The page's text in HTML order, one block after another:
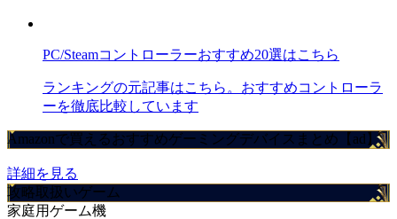
PC/Steamコントローラーおすすめ20選はこちら
ランキングの元記事はこちら。おすすめコントローラ
ーを徹底比較しています
Amazonで買えるおすすめゲーミングデバイスまとめ【ad】
詳細を見る
攻略取扱いゲーム
家庭用ゲーム機